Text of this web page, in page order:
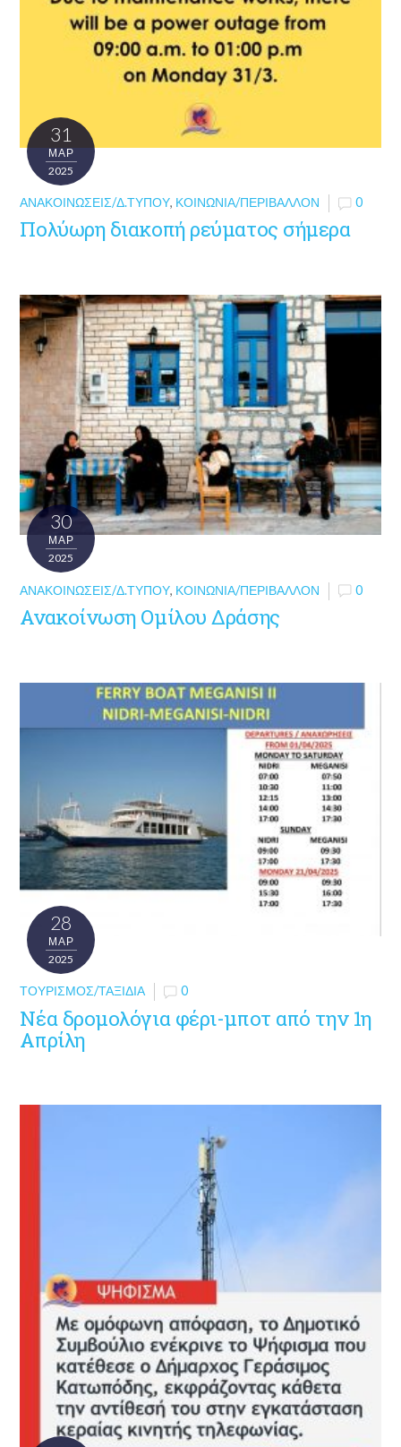
31
ΜΑΡ
2025
ΑΝΑΚΟΙΝΏΣΕΙΣ/Δ.ΤΎΠΟΥ, ΚΟΙΝΩΝΊΑ/ΠΕΡΙΒΆΛΛΟΝ 0
Πολύωρη διακοπή ρεύματος σήμερα
30
ΜΑΡ
2025
ΑΝΑΚΟΙΝΏΣΕΙΣ/Δ.ΤΎΠΟΥ, ΚΟΙΝΩΝΊΑ/ΠΕΡΙΒΆΛΛΟΝ 0
Ανακοίνωση Ομίλου Δράσης
28
ΜΑΡ
2025
ΤΟΥΡΙΣΜΌΣ/ΤΑΞΊΔΙΑ 0
Νέα δρομολόγια φέρι-μποτ από την 1η
Απρίλη